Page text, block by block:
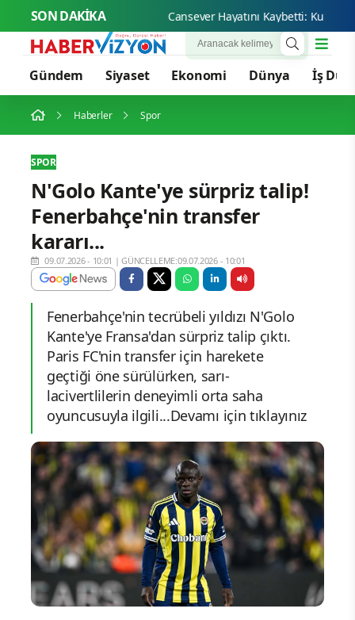
SON DAKİKA
Gündem Siyaset Ekonomi Dünya İş
Haberler Spor
SPOR
N'Golo Kante'ye sürpriz talip!
Fenerbahçe'nin transfer
kararı...
09.07.2026 - 10:01 |GÜNCELLEME:09.07.2026 - 10:01
Fenerbahçe'nin tecrübeli yıldızı N'Golo
Kante'ye Fransa'dan sürpriz talip çıktı.
Paris FC'nin transfer için harekete
geçtiği öne sürülürken, sarı-
lacivertlilerin deneyimli orta saha
oyuncusuyla ilgili...Devamı için tıklayınız